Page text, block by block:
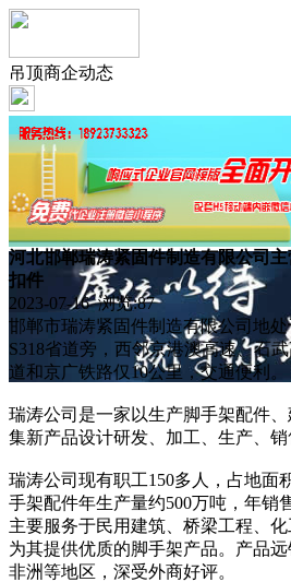
吊顶商企动态
河北邯郸瑞涛紧固件制造有限公司
扣件
2023-07-16 浏览:87
邯郸市瑞涛紧固件制造有限公司地
S318省道旁，西邻京港澳高速、石
道和京广铁路仅10公里，交通便利。
瑞涛公司是一家以生产脚手架配件、
集新产品设计研发、加工、生产、销
瑞涛公司现有职工150多人，占地面
手架配件年生产量约500万吨，年销
主要服务于民用建筑、桥梁工程、化
为其提供优质的脚手架产品。产品
非洲等地区，深受外商好评。